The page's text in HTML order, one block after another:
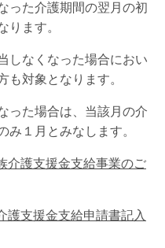
った介護期間の翌月の初
ります。
しなくなった場合におい
も対象となります。
った場合は、当該月の介
み１月とみなします。
介護支援金支給事業のご
護支援金支給申請書記入